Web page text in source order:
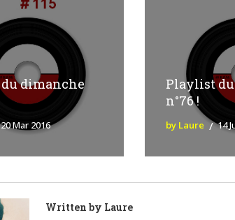
dimanche
20 Mar 2016
Playlist
n°76 !
by Laure 14
Written by Laure